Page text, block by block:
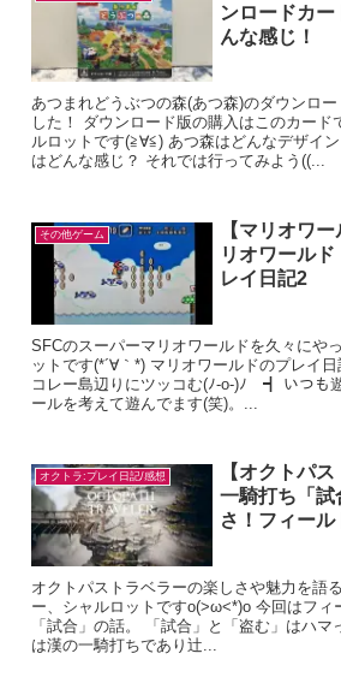
ンロードカー
んな感じ！
あつまれどうぶつの森(あつ森)のダウンロ
した！ ダウンロード版の購入はこのカード
ルロットです(≧∀≦) あつ森はどんなデザイ
はどんな感じ？ それでは行ってみよう((...
その他ゲーム
【マリオワ
リオワール
レイ日記2
SFCのスーパーマリオワールドを久々にや
ットです(*´∀｀*) マリオワールドのプレイ
コレー島辺りにツッコむ(ﾉ-o-)ﾉ ┫ いつも
ールを考えて遊んでます(笑)。...
オクトラ:プレイ日記/感想
【オクトパ
一騎打ち「試
さ！フィー
オクトパストラベラーの楽しさや魅力を語
ー、シャルロットですo(>ω<*)o 今回はフィ
「試合」の話。 「試合」と「盗む」はハマ
は漢の一騎打ちであり辻...